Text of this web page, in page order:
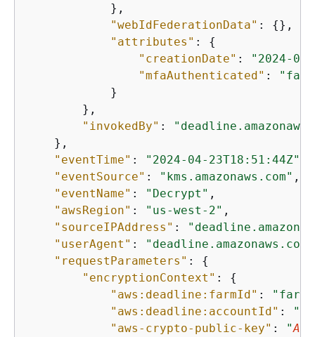
            },
"webIdFederationData" : {},
"attributes" : {
"creationDate" :
"2024-
"mfaAuthenticated" :
            }
        },
"invokedBy" :
    },
"eventTime" : "2024-04-23T18:51:44Z"
"eventSource" : "kms.amazonaws.com" ,
"eventName" : "Decrypt" ,
"awsRegion" : "us-west-2" ,
"sourceIPAddress" :
"userAgent" : "deadline.amazonaws.com"
"requestParameters" : {
"encryptionContext" : {
"aws:deadline:farmId" : "farm-
"aws:deadline:accountId" : "
"aws-crypto-public-key" : "